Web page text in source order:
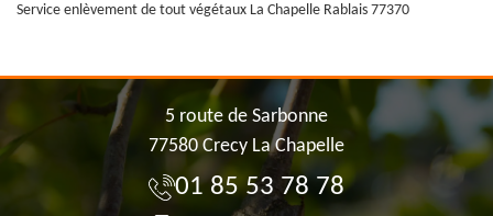
Service enlèvement de tout végétaux La Chapelle Rablais 77370
5 route de Sarbonne
77580 Crecy La Chapelle
01 85 53 78 78